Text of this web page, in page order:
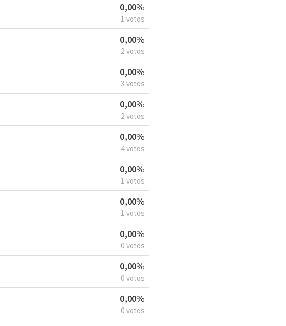
0,00%
1 votos
0,00%
2 votos
0,00%
3 votos
0,00%
2 votos
0,00%
4 votos
0,00%
1 votos
0,00%
1 votos
0,00%
0 votos
0,00%
0 votos
0,00%
0 votos